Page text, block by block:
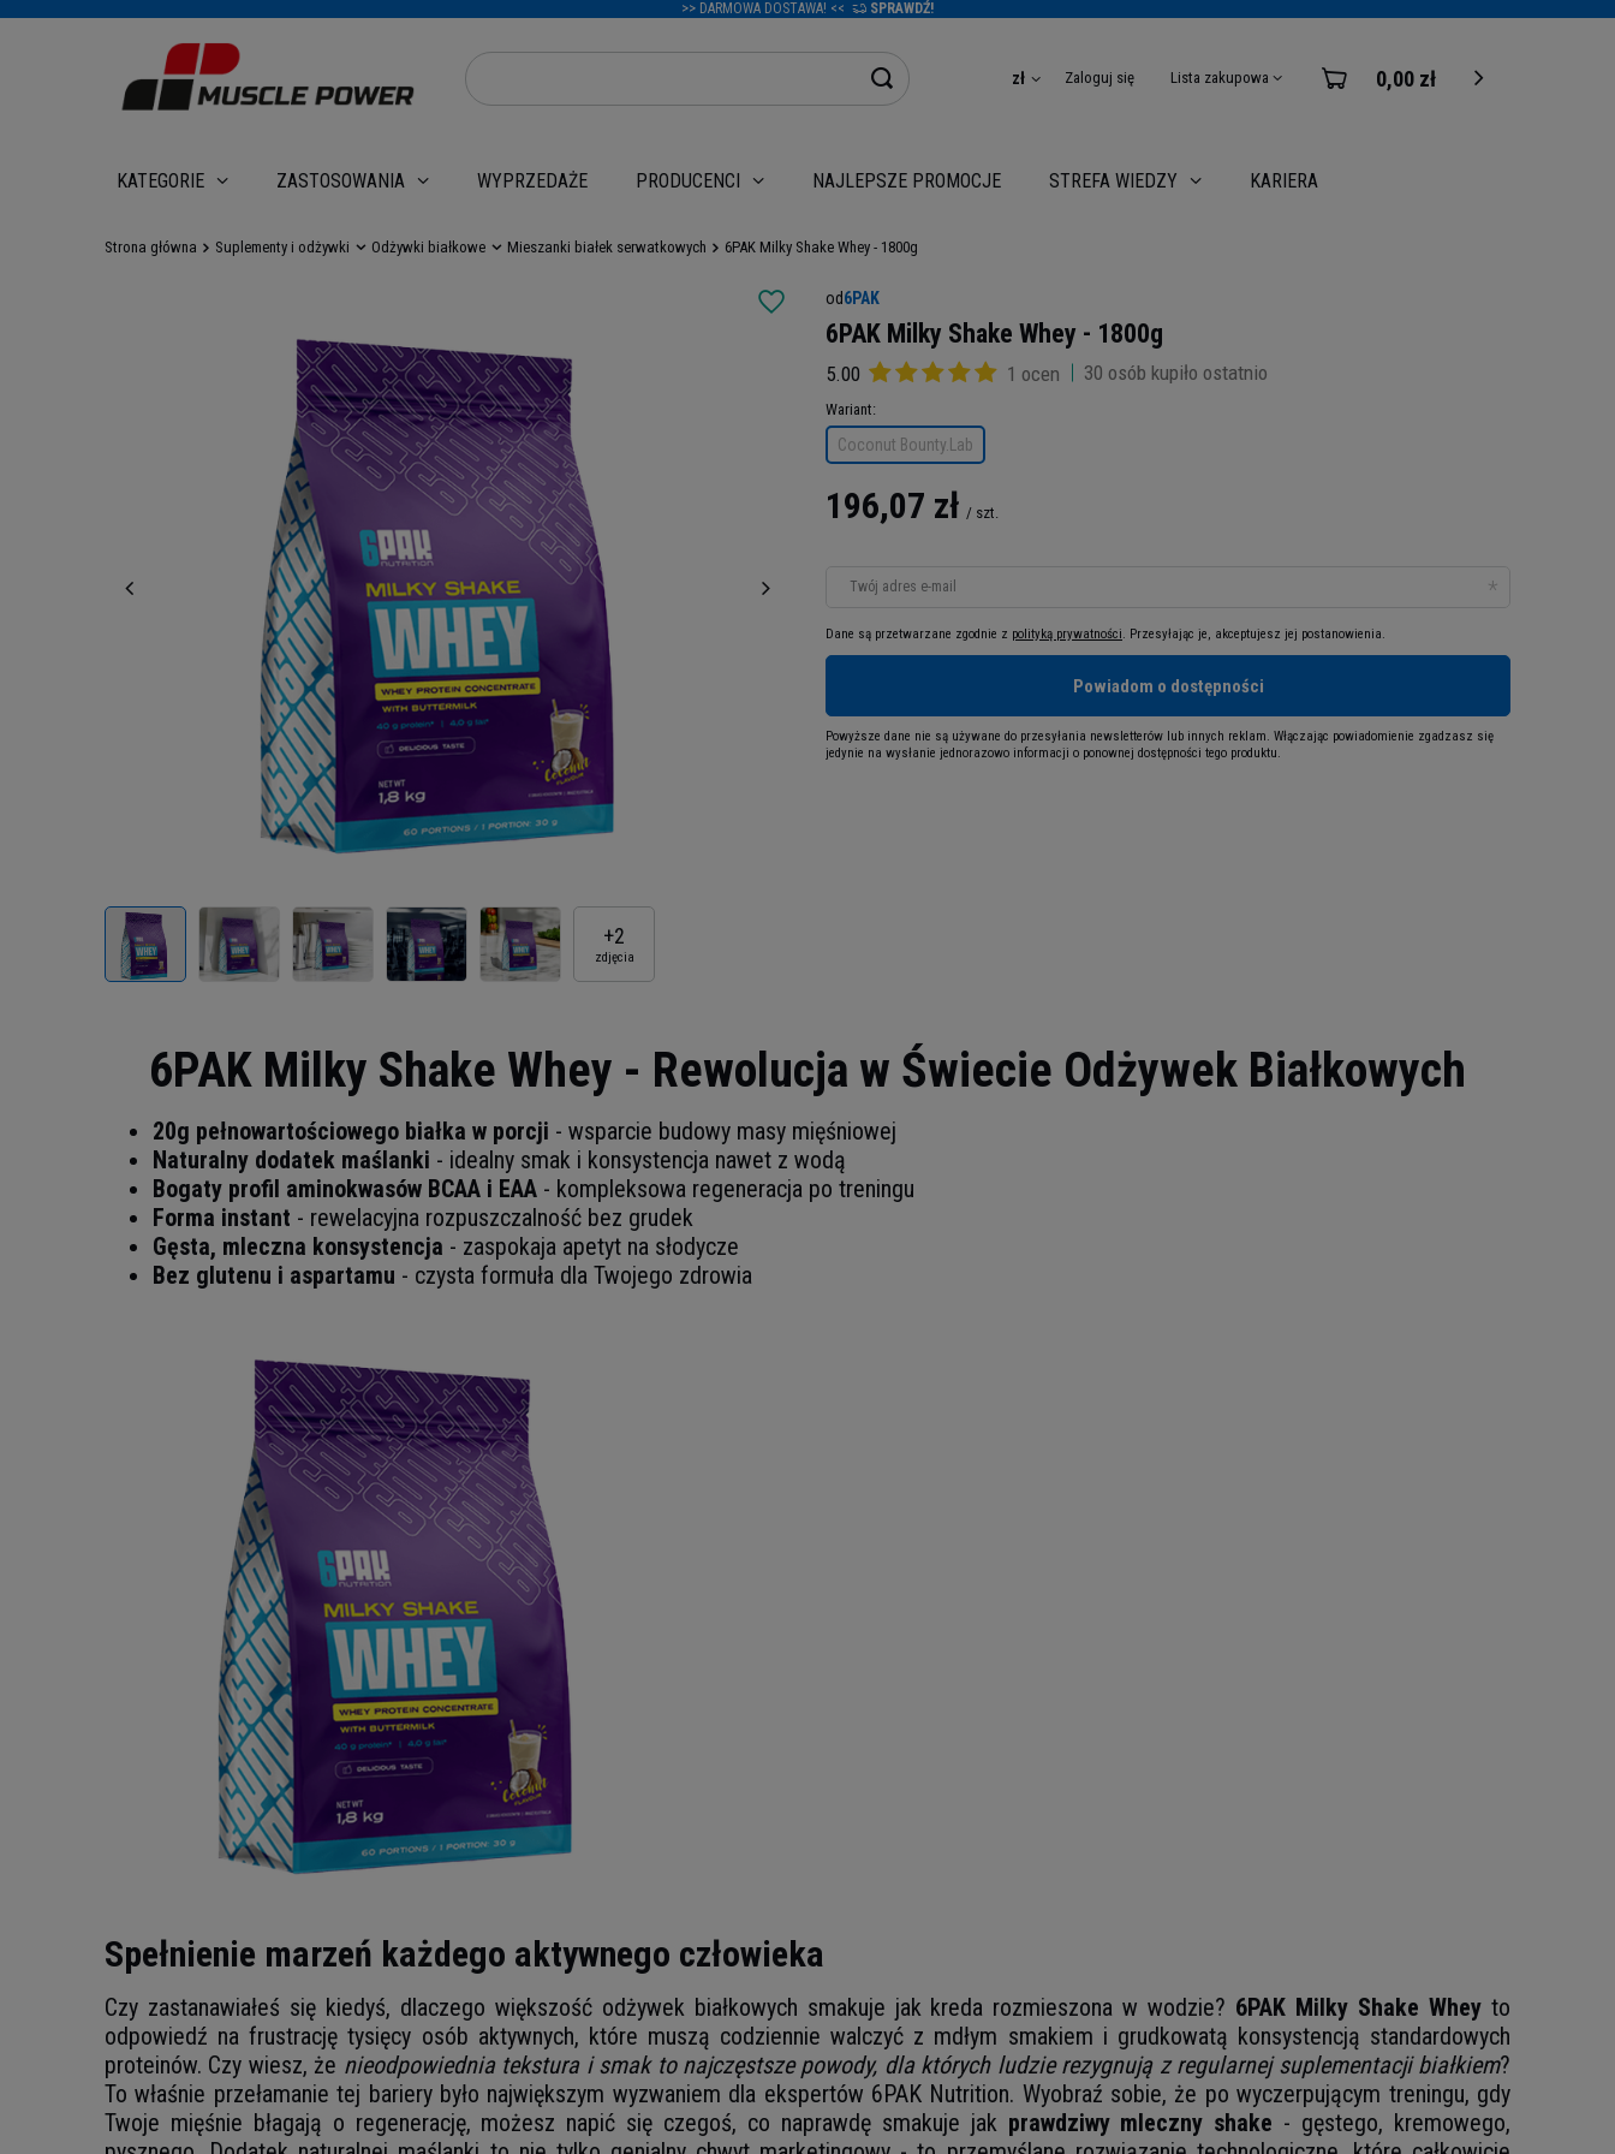
>> DARMOWA DOSTAWA! << SPRAWDŹ!
zł Zaloguj się Lista zakupowa 0,00 zł
KATEGORIE ZASTOSOWANIA WYPRZEDAŻE PRODUCENCI NAJLEPSZE PROMOCJE STREFA WIEDZY KARIERA
Strona główna Suplementy i odżywki Odżywki białkowe Mieszanki białek serwatkowych 6PAK Milky Shake Whey - 1800g
+2
zdjęcia
od6PAK
6PAK Milky Shake Whey - 1800g
5.00 1 ocen 30 osób kupiło ostatnio
Wariant
Coconut Bounty.Lab
196,07 zł / szt.
Twój adres e-mail
Dane są przetwarzane zgodnie z polityką prywatności. Przesyłając je, akceptujesz jej postanowienia.
Powiadom o dostępności
Powyższe dane nie są używane do przesyłania newsletterów lub innych reklam. Włączając powiadomienie zgadzasz się
jedynie na wysłanie jednorazowo informacji o ponownej dostępności tego produktu.
6PAK Milky Shake Whey - Rewolucja w Świecie Odżywek Białkowych
20g pełnowartościowego białka w porcji - wsparcie budowy masy mięśniowej
Naturalny dodatek maślanki - idealny smak i konsystencja nawet z wodą
Bogaty profil aminokwasów BCAA i EAA - kompleksowa regeneracja po treningu
Forma instant - rewelacyjna rozpuszczalność bez grudek
Gęsta, mleczna konsystencja - zaspokaja apetyt na słodycze
Bez glutenu i aspartamu - czysta formuła dla Twojego zdrowia
Spełnienie marzeń każdego aktywnego człowieka
Czy zastanawiałeś się kiedyś, dlaczego większość odżywek białkowych smakuje jak kreda rozmieszona w wodzie? 6PAK Milky Shake Whey to
odpowiedź na frustrację tysięcy osób aktywnych, które muszą codziennie walczyć z mdłym smakiem i grudkowatą konsystencją standardowych
proteinów. Czy wiesz, że nieodpowiednia tekstura i smak to najczęstsze powody, dla których ludzie rezygnują z regularnej suplementacji białkiem?
To właśnie przełamanie tej bariery było największym wyzwaniem dla ekspertów 6PAK Nutrition. Wyobraź sobie, że po wyczerpującym treningu, gdy
Twoje mięśnie błagają o regenerację, możesz napić się czegoś, co naprawdę smakuje jak prawdziwy mleczny shake - gęstego, kremowego,